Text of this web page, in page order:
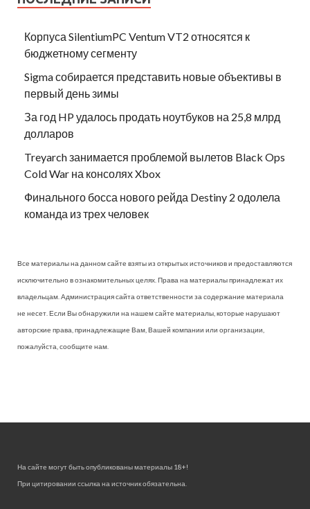
Корпуса SilentiumPC Ventum VT2 относятся к
бюджетному сегменту
Sigma собирается представить новые объективы в
первый день зимы
За год HP удалось продать ноутбуков на 25,8 млрд
долларов
Treyarch занимается проблемой вылетов Black Ops
Cold War на консолях Xbox
Финального босса нового рейда Destiny 2 одолела
команда из трех человек
Все материалы на данном сайте взяты из открытых источников и предоставляются
исключительно в ознакомительных целях. Права на материалы принадлежат их
владельцам. Администрация сайта ответственности за содержание материала
не несет. Если Вы обнаружили на нашем сайте материалы, которые нарушают
авторские права, принадлежащие Вам, Вашей компании или организации,
пожалуйста, сообщите нам.
На сайте могут быть опубликованы материалы 18+!
При цитировании ссылка на источник обязательна.